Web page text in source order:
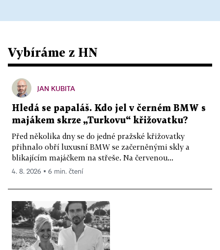
Vybíráme z HN
JAN KUBITA
Hledá se papaláš. Kdo jel v černém BMW s
majákem skrze „Turkovu“ křižovatku?
Před několika dny se do jedné pražské křižovatky
přihnalo obří luxusní BMW se začerněnými skly a
blikajícím majáčkem na střeše. Na červenou...
4. 8. 2026 ▪ 6 min. čtení